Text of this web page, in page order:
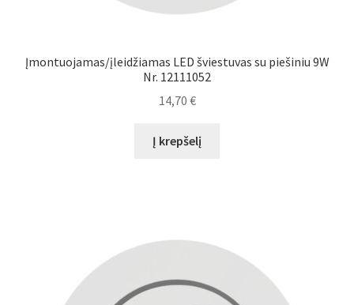
Įmontuojamas/įleidžiamas LED šviestuvas su piešiniu 9W
Nr. 12111052
14,70 €
Į krepšelį